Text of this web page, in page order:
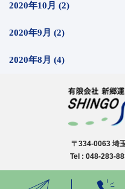
2020年10月 (2)
2020年9月 (2)
2020年8月 (4)
〒334-0063 埼
Tel : 048-283-